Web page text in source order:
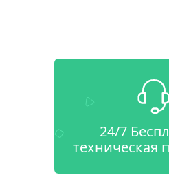
24/7
техническая